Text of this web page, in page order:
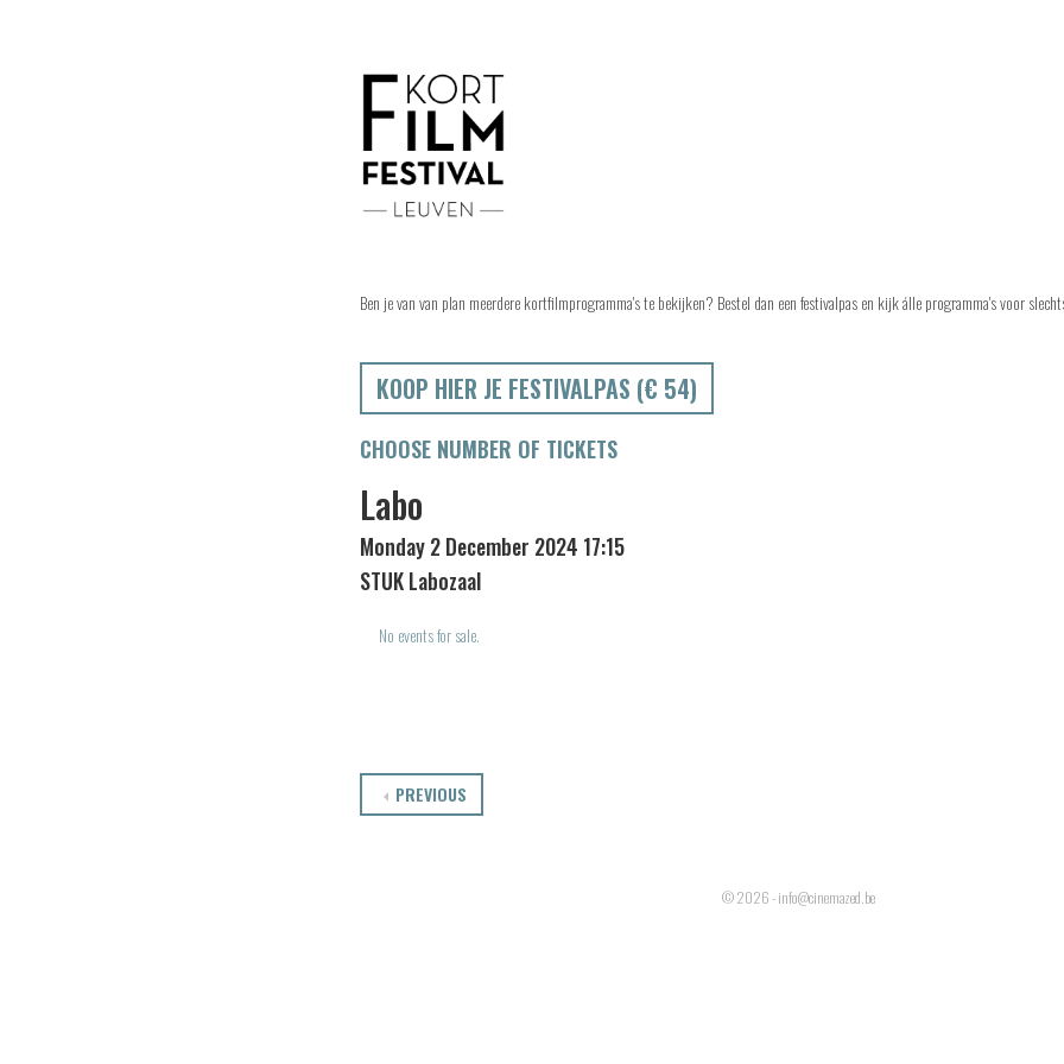
Ben je van van plan meerdere kortfilmprogramma's te bekijken? Bestel dan een festivalpas en kijk álle programma's voor
KOOP HIER JE FESTIVALPAS (€ 54)
CHOOSE NUMBER OF TICKETS
Labo
Monday 2 December 2024 17:15
STUK Labozaal
No events for sale.
PREVIOUS
© 2026 - info@cinemazed.be